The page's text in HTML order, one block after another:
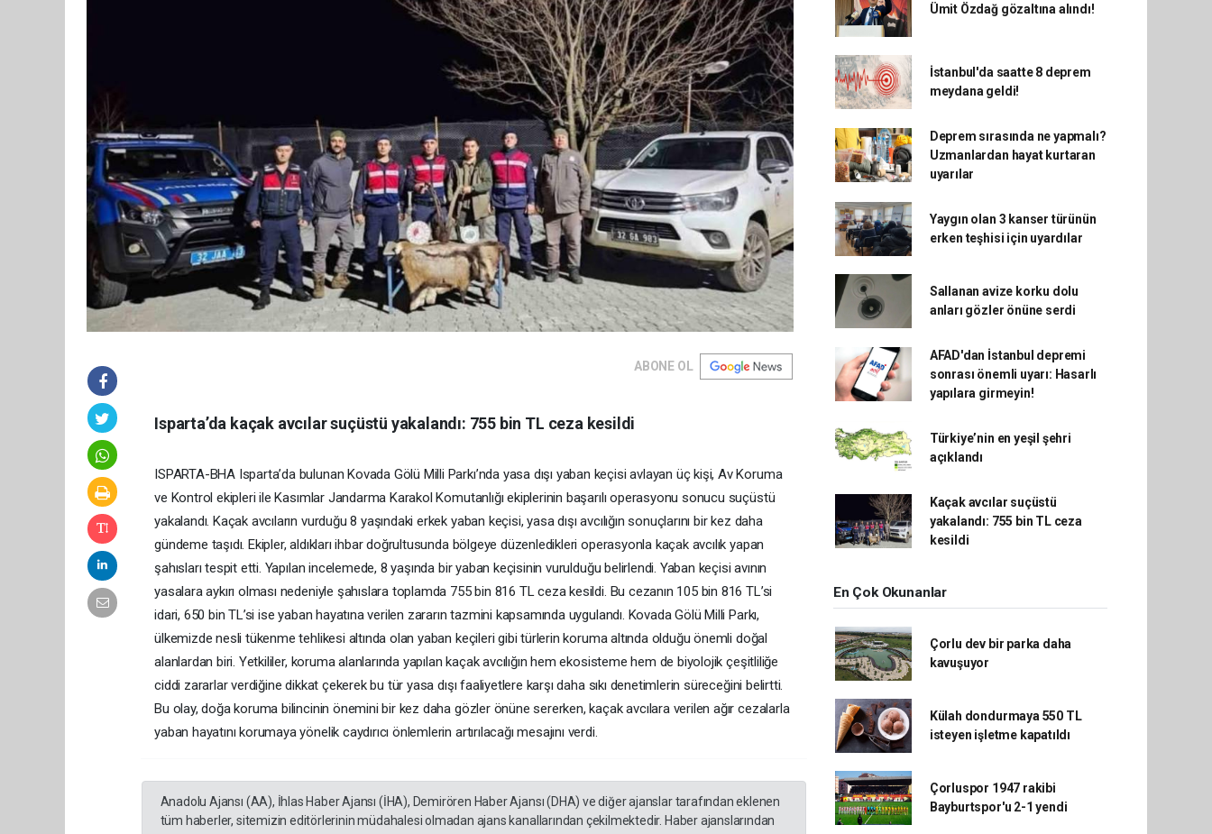
ABONE OL
Isparta’da kaçak avcılar suçüstü yakalandı: 755 bin TL ceza kesildi
ISPARTA-BHA Isparta’da bulunan Kovada Gölü Milli Parkı’nda yasa dışı yaban keçisi avlayan üç kişi, Av Koruma
ve Kontrol ekipleri ile Kasımlar Jandarma Karakol Komutanlığı ekiplerinin başarılı operasyonu sonucu suçüstü
yakalandı. Kaçak avcıların vurduğu 8 yaşındaki erkek yaban keçisi, yasa dışı avcılığın sonuçlarını bir kez daha
gündeme taşıdı. Ekipler, aldıkları ihbar doğrultusunda bölgeye düzenledikleri operasyonla kaçak avcılık yapan
şahısları tespit etti. Yapılan incelemede, 8 yaşında bir yaban keçisinin vurulduğu belirlendi. Yaban keçisi avının
yasalara aykırı olması nedeniyle şahıslara toplamda 755 bin 816 TL ceza kesildi. Bu cezanın 105 bin 816 TL’si
idari, 650 bin TL’si ise yaban hayatına verilen zararın tazmini kapsamında uygulandı. Kovada Gölü Milli Parkı,
ülkemizde nesli tükenme tehlikesi altında olan yaban keçileri gibi türlerin koruma altında olduğu önemli doğal
alanlardan biri. Yetkililer, koruma alanlarında yapılan kaçak avcılığın hem ekosisteme hem de biyolojik çeşitliliğe
ciddi zararlar verdiğine dikkat çekerek bu tür yasa dışı faaliyetlere karşı daha sıkı denetimlerin süreceğini belirtti.
Bu olay, doğa koruma bilincinin önemini bir kez daha gözler önüne sererken, kaçak avcılara verilen ağır cezalarla
yaban hayatını korumaya yönelik caydırıcı önlemlerin artırılacağı mesajını verdi.
Anadolu Ajansı (AA), İhlas Haber Ajansı (İHA), Demirören Haber Ajansı (DHA) ve diğer ajanslar tarafından eklenen
tüm haberler, sitemizin editörlerinin müdahalesi olmadan ajans kanallarından çekilmektedir. Haber ajanslarından
Ümit Özdağ gözaltına alındı!
İstanbul'da saatte 8 deprem
meydana geldi!
Deprem sırasında ne yapmalı?
Uzmanlardan hayat kurtaran
uyarılar
Yaygın olan 3 kanser türünün
erken teşhisi için uyardılar
Sallanan avize korku dolu
anları gözler önüne serdi
AFAD'dan İstanbul depremi
sonrası önemli uyarı: Hasarlı
yapılara girmeyin!
Türkiye’nin en yeşil şehri
açıklandı
Kaçak avcılar suçüstü
yakalandı: 755 bin TL ceza
kesildi
En Çok Okunanlar
Çorlu dev bir parka daha
kavuşuyor
Külah dondurmaya 550 TL
isteyen işletme kapatıldı
Çorluspor 1947 rakibi
Bayburtspor'u 2-1 yendi